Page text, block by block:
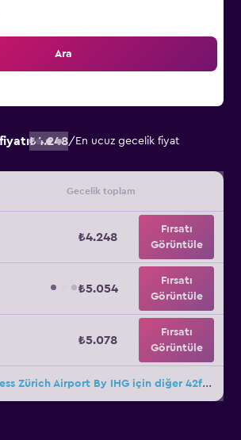
Ara
₺4.248/ En ucuz gecelik fiyat
Gecelik toplam
₺4.248
Fırsatı
Görüntüle
₺5.054
Fırsatı
Görüntüle
₺5.078
Fırsatı
Görüntüle
Holiday Inn Express Zürich Airport By IHG için diğer 42fırsat